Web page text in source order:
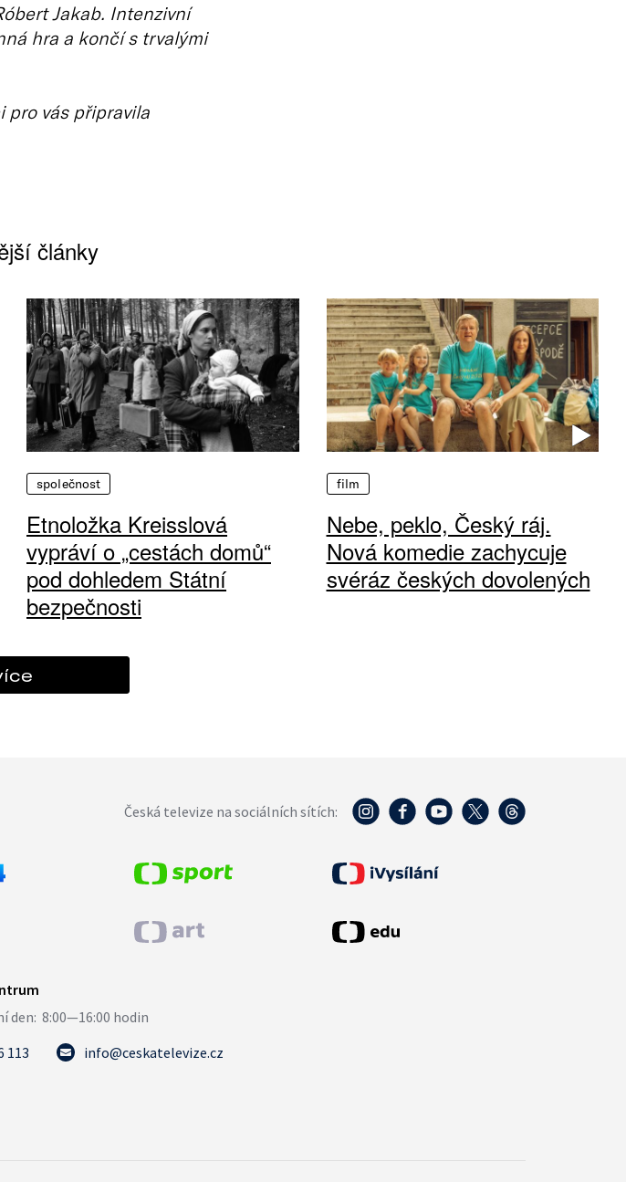
Jakab. Intenzivní
hra a končí s trvalými
pro vás připravila
články
společnost
Etnoložka Kreisslová
vypráví o „cestách domů“
pod dohledem Státní
bezpečnosti
film
Nebe, peklo, Český ráj.
Nová komedie zachycuje
svéráz českých dovolených
Česká televize na sociálních sítích:
113 info@ceskatelevize.cz